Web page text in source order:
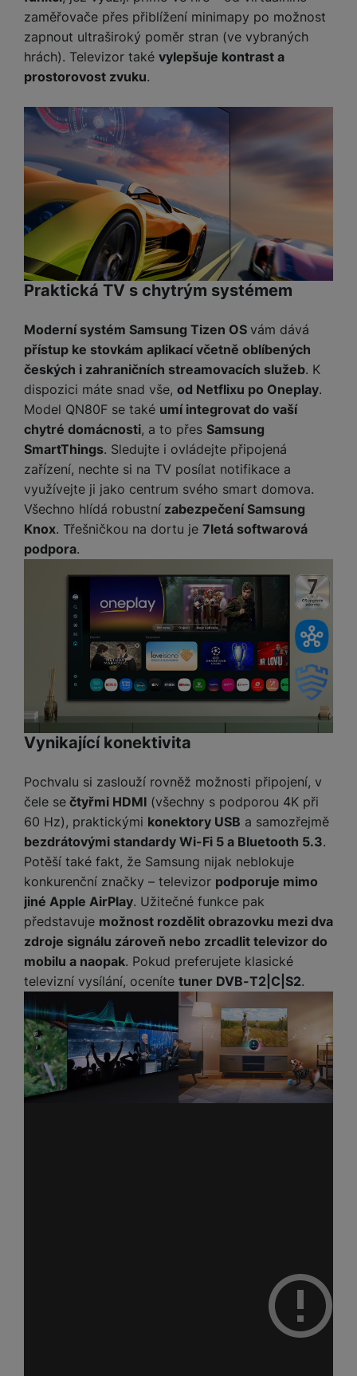
zaměřovače přes přiblížení minimapy po možnost
zapnout ultraširoký poměr stran (ve vybraných
hrách). Televizor také vylepšuje kontrast a
prostorovost zvuku.
Praktická TV s chytrým systémem
Moderní systém Samsung Tizen OS vám dává
přístup ke stovkám aplikací včetně oblíbených
českých i zahraničních streamovacích služeb. K
dispozici máte snad vše, od Netflixu po Oneplay.
Model QN80F se také umí integrovat do vaší
chytré domácnosti, a to přes Samsung
SmartThings. Sledujte i ovládejte připojená
zařízení, nechte si na TV posílat notifikace a
využívejte ji jako centrum svého smart domova.
Všechno hlídá robustní zabezpečení Samsung
Knox. Třešničkou na dortu je 7letá softwarová
podpora.
Vynikající konektivita
Pochvalu si zaslouží rovněž možnosti připojení, v
čele se čtyřmi HDMI (všechny s podporou 4K při
60 Hz), praktickými konektory USB a samozřejmě
bezdrátovými standardy Wi-Fi 5 a Bluetooth 5.3.
Potěší také fakt, že Samsung nijak neblokuje
konkurenční značky – televizor podporuje mimo
jiné Apple AirPlay. Užitečné funkce pak
představuje možnost rozdělit obrazovku mezi dva
zdroje signálu zároveň nebo zrcadlit televizor do
mobilu a naopak. Pokud preferujete klasické
televizní vysílání, oceníte tuner DVB-T2|C|S2.